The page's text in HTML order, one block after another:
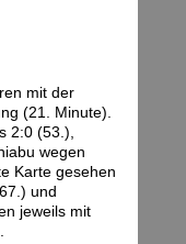
mit der
(21. Minute).
2:0 (53.),
wegen
Karte gesehen
und
jeweils mit